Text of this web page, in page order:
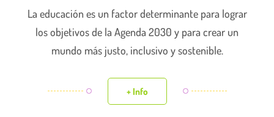
La educación es un factor determinante para lograr
los objetivos de la Agenda 2030 y para crear un
mundo más justo, inclusivo y sostenible.
+ Info